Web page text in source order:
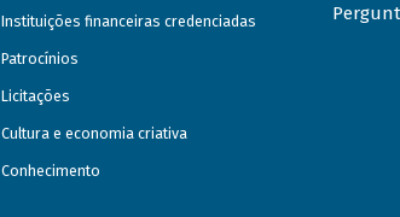
Instituições financeiras credenciadas
Patrocínios
Licitações
Cultura e economia criativa
Conhecimento